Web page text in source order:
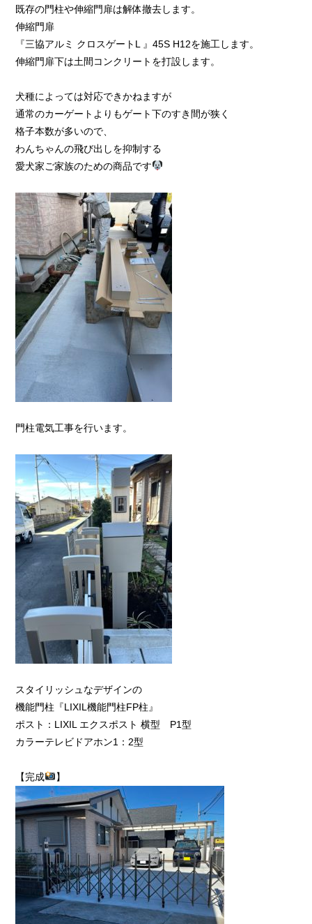
既存の門柱や伸縮門扉は解体撤去します。
伸縮門扉
『三協アルミ クロスゲートL 』45S H12を施工します。
伸縮門扉下は土間コンクリートを打設します。
犬種によっては対応できかねますが
通常のカーゲートよりもゲート下のすき間が狭く
格子本数が多いので、
わんちゃんの飛び出しを抑制する
愛犬家ご家族のための商品です
門柱電気工事を行います。
スタイリッシュなデザインの
機能門柱『LIXIL機能門柱FP柱』
ポスト：LIXIL エクスポスト 横型 P1型
カラーテレビドアホン1：2型
【完成 】